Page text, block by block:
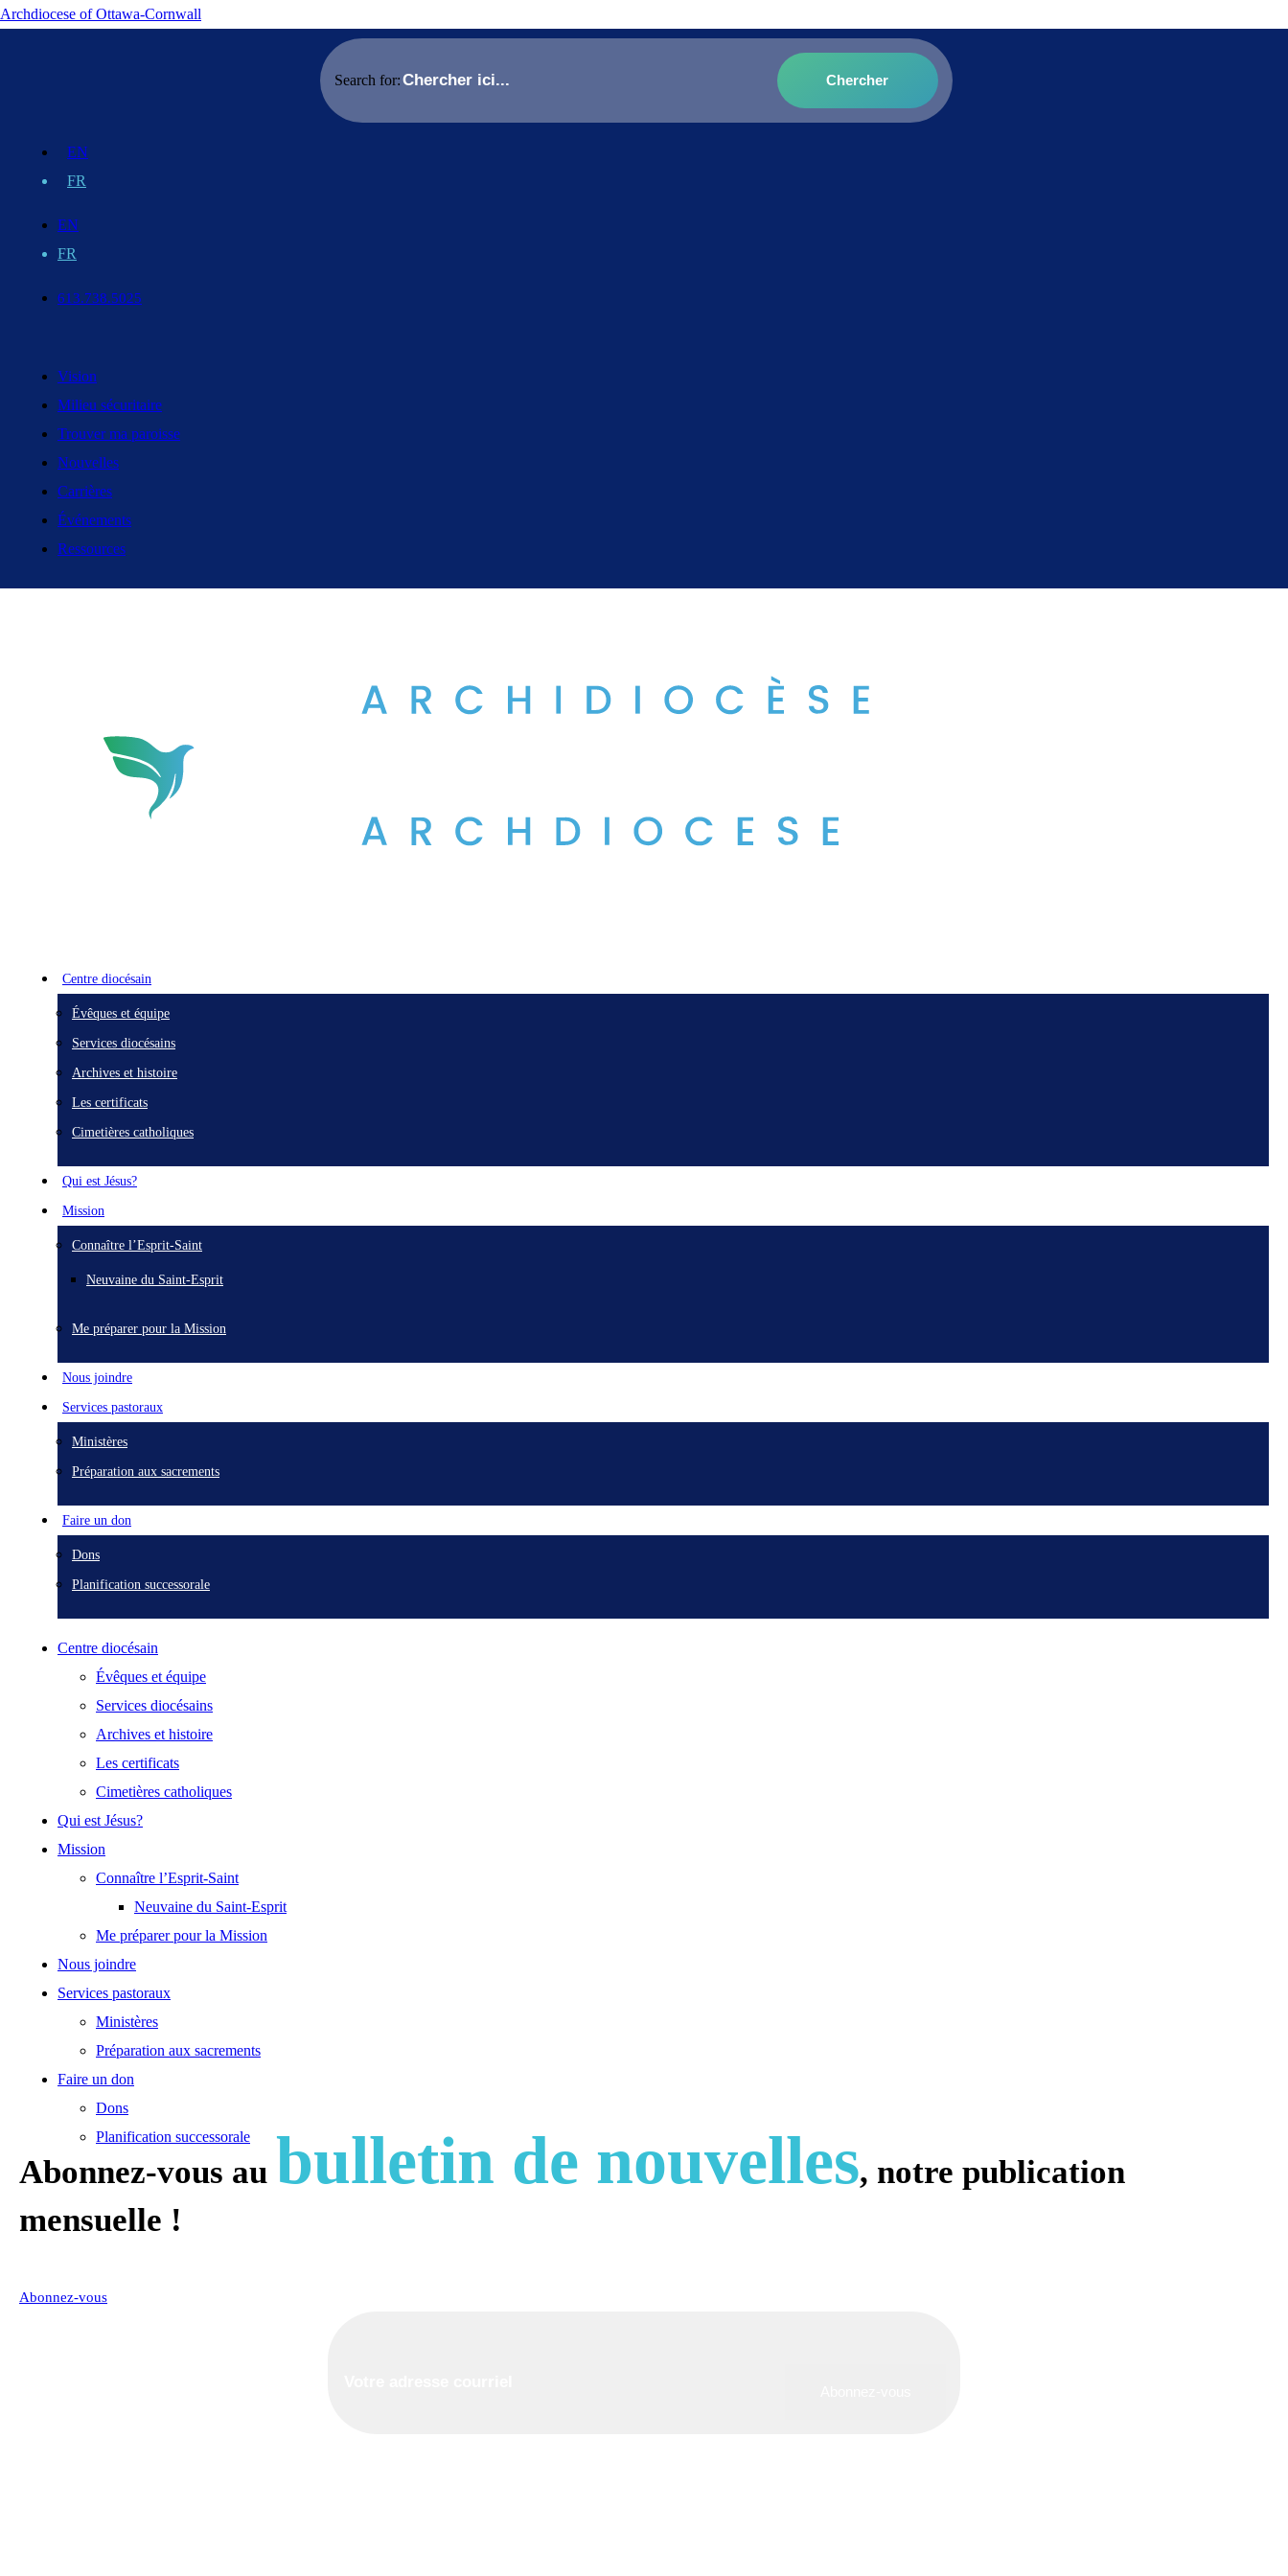
Archdiocese of Ottawa-Cornwall
Search for:
EN
FR
EN
FR
613.738.5025
Vision
Milieu sécuritaire
Trouver ma paroisse
Nouvelles
Carrières
Événements
Ressources
Centre diocésain
Évêques et équipe
Services diocésains
Archives et histoire
Les certificats
Cimetières catholiques
Qui est Jésus?
Mission
Connaître l’Esprit-Saint
Neuvaine du Saint-Esprit
Me préparer pour la Mission
Nous joindre
Services pastoraux
Ministères
Préparation aux sacrements
Faire un don
Dons
Planification successorale
Centre diocésain
Évêques et équipe
Services diocésains
Archives et histoire
Les certificats
Cimetières catholiques
Qui est Jésus?
Mission
Connaître l’Esprit-Saint
Neuvaine du Saint-Esprit
Me préparer pour la Mission
Nous joindre
Services pastoraux
Ministères
Préparation aux sacrements
Faire un don
Dons
Planification successorale
Abonnez-vous au bulletin de nouvelles, notre publication
mensuelle !
Abonnez-vous